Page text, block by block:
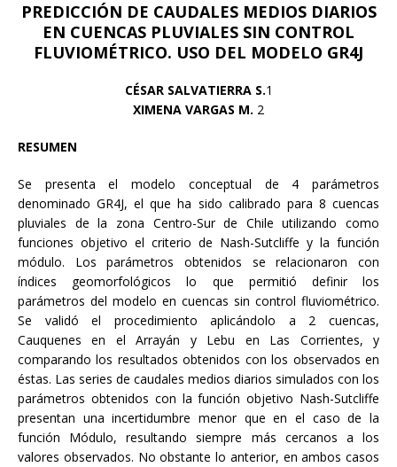
PREDICCIÓN DE CAUDALES MEDIOS DIARIOS
EN CUENCAS PLUVIALES SIN CONTROL
FLUVIOMÉTRICO. USO DEL MODELO GR4J
CÉSAR SALVATIERRA S.1
XIMENA VARGAS M. 2
RESUMEN
Se presenta el modelo conceptual de 4 parámetros
denominado GR4J, el que ha sido calibrado para 8 cuencas
pluviales de la zona Centro-Sur de Chile utilizando como
funciones objetivo el criterio de Nash-Sutcliffe y la función
módulo. Los parámetros obtenidos se relacionaron con
índices geomorfológicos lo que permitió definir los
parámetros del modelo en cuencas sin control fluviométrico.
Se validó el procedimiento aplicándolo a 2 cuencas,
Cauquenes en el Arrayán y Lebu en Las Corrientes, y
comparando los resultados obtenidos con los observados en
éstas. Las series de caudales medios diarios simulados con los
parámetros obtenidos con la función objetivo Nash-Sutcliffe
presentan una incertidumbre menor que en el caso de la
función Módulo, resultando siempre más cercanos a los
valores observados. No obstante lo anterior, en ambos casos